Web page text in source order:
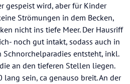
gespeist wird, aber für Kinder
Strömungen in dem Becken,
nicht ins tiefe Meer. Der Hausriff
noch gut intakt, sodass auch in
entsteht, inkl.
an den tieferen Stellen liegen.
lang sein, ca genauso breit. An der